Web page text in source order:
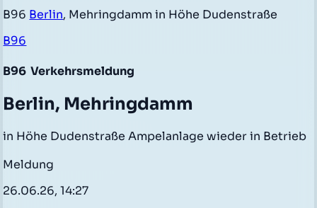
B96 Berlin, Mehringdamm in Höhe Dudenstraße
B96
B96 Verkehrsmeldung
Berlin, Mehringdamm
in Höhe Dudenstraße Ampelanlage wieder in Betrieb
Meldung
26.06.26, 14:27